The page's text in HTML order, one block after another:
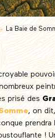
La Baie de
prisé des
, on
!